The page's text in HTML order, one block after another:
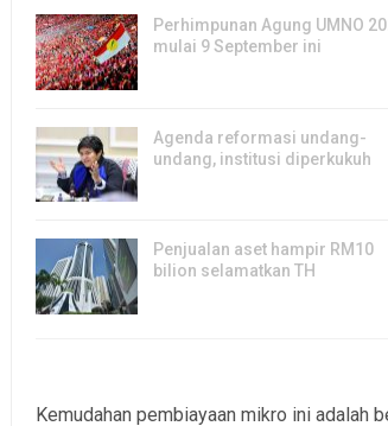
Perhimpunan Agung UMNO
mulai 9 September ini
Agenda reformasi undang-
undang, institusi diperkukuh
Penjualan aset hampir RM10
bilion selamatkan TH
Kemudahan pembiayaan mikro ini adalah